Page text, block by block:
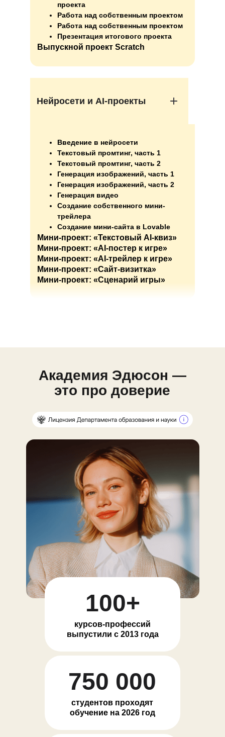
проекта
Работа над собственным проектом
Работа над собственным проектом
Презентация итогового проекта
Выпускной проект Scratch
Нейросети и AI-проекты
Введение в нейросети
Текстовый промтинг, часть 1
Текстовый промтинг, часть 2
Генерация изображений, часть 1
Генерация изображений, часть 2
Генерация видео
Создание собственного мини-
трейлера
Создание мини-сайта в Lovable
Мини-проект: «Текстовый AI-квиз»
Мини-проект: «AI-постер к игре»
Мини-проект: «AI-трейлер к игре»
Мини-проект: «Сайт-визитка»
Мини-проект: «Сценарий игры»
Академия Эдюсон —
это про доверие
750 000
студентов проходят
обучение на 2026 год
100+
курсов-профессий
выпустили с 2013 года